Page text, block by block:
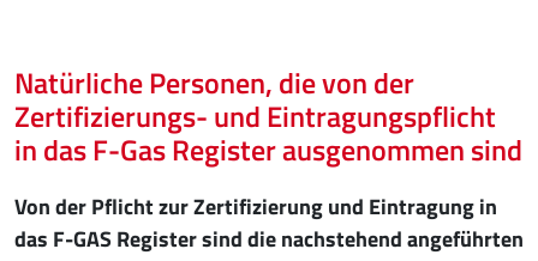
Natürliche Personen, die von der
Zertifizierungs- und Eintragungspflicht
in das F-Gas Register ausgenommen sind
Von der Pflicht zur Zertifizierung und Eintragung in
das F-GAS Register sind die nachstehend angeführten